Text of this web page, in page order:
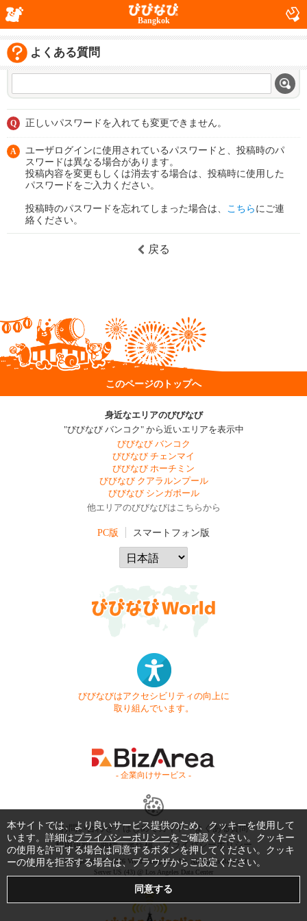
Bangkok
よくある質問
Q 正しいパスワードを入れても変更できません。
A
ユーザログインに使用されているパスワードと、投稿時のパ
スワードは異なる場合があります。
投稿内容を変更もしくは消去する場合は、投稿時に使用した
パスワードをご入力ください。
投稿時のパスワードを忘れてしまった場合は、 こちら にご連
絡ください。
戻る
このページのトップへ
身近なエリアのびびなび
"びびなび バンコク" から近いエリアを表示中
びびなび バンコク
びびなび チェンマイ
びびなび ホーチミン
びびなび クアラルンプール
びびなび シンガポール
他エリアのびびなびはこちらから
PC版 スマートフォン版
びびなびはアクセシビリティの向上に
取り組んでいます。
- 企業向けサービス -
お問い合わせ はじめてガイド
よくある質問
利用規約
商標・著作権 プライバシーポリシー
Copyright © 1999-2026 Vivid Navigation, Inc. All Rights Reserved.
Server US (43) @ Los Angeles Data Center
本サイトでは、より良いサービス提供のため、クッキーを使用して
います。詳細はプライバシーポリシーをご確認ください。クッキー
の使用を許可する場合は同意するボタンを押してください。クッキ
ーの使用を拒否する場合は、ブラウザからご設定ください。